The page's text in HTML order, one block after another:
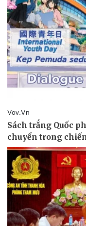
Vụ án
Tin nóng
Tư vấn luật